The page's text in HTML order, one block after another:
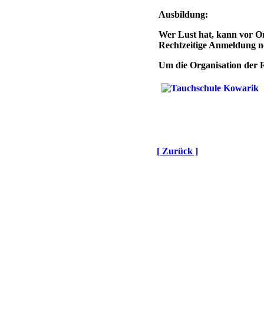
Ausbildung:
Wer Lust hat, kann vor
Rechtzeitige Anmeldung
Um die Organisation der
[ Zurück ]